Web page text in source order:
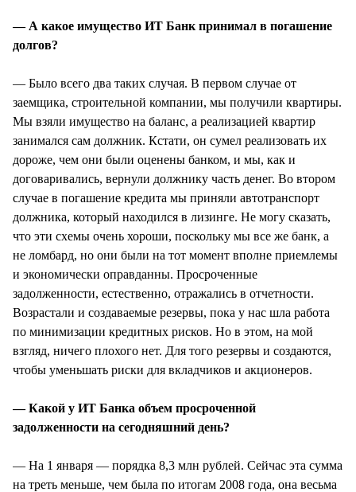
— А какое имущество ИТ Банк принимал в погашение
долгов?
— Было всего два таких случая. В первом случае от
заемщика, строительной компании, мы получили квартиры.
Мы взяли имущество на баланс, а реализацией квартир
занимался сам должник. Кстати, он сумел реализовать их
дороже, чем они были оценены банком, и мы, как и
договаривались, вернули должнику часть денег. Во втором
случае в погашение кредита мы приняли автотранспорт
должника, который находился в лизинге. Не могу сказать,
что эти схемы очень хороши, поскольку мы все же банк, а
не ломбард, но они были на тот момент вполне приемлемы
и экономически оправданны. Просроченные
задолженности, естественно, отражались в отчетности.
Возрастали и создаваемые резервы, пока у нас шла работа
по минимизации кредитных рисков. Но в этом, на мой
взгляд, ничего плохого нет. Для того резервы и создаются,
чтобы уменьшать риски для вкладчиков и акционеров.
— Какой у ИТ Банка объем просроченной
задолженности на сегодняшний день?
— На 1 января — порядка 8,3 млн рублей. Сейчас эта сумма
на треть меньше, чем была по итогам 2008 года, она весьма